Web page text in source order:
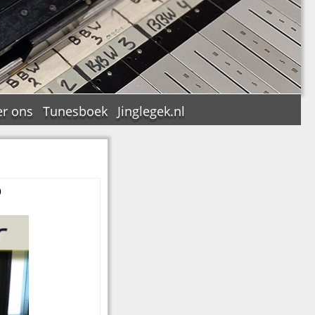
ons Tunesboek Jinglegek.nl